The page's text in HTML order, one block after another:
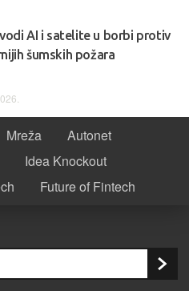
AI i satelite u borbi protiv
šumskih požara
Mreža
Autonet
Idea Knockout
Future of Fintech